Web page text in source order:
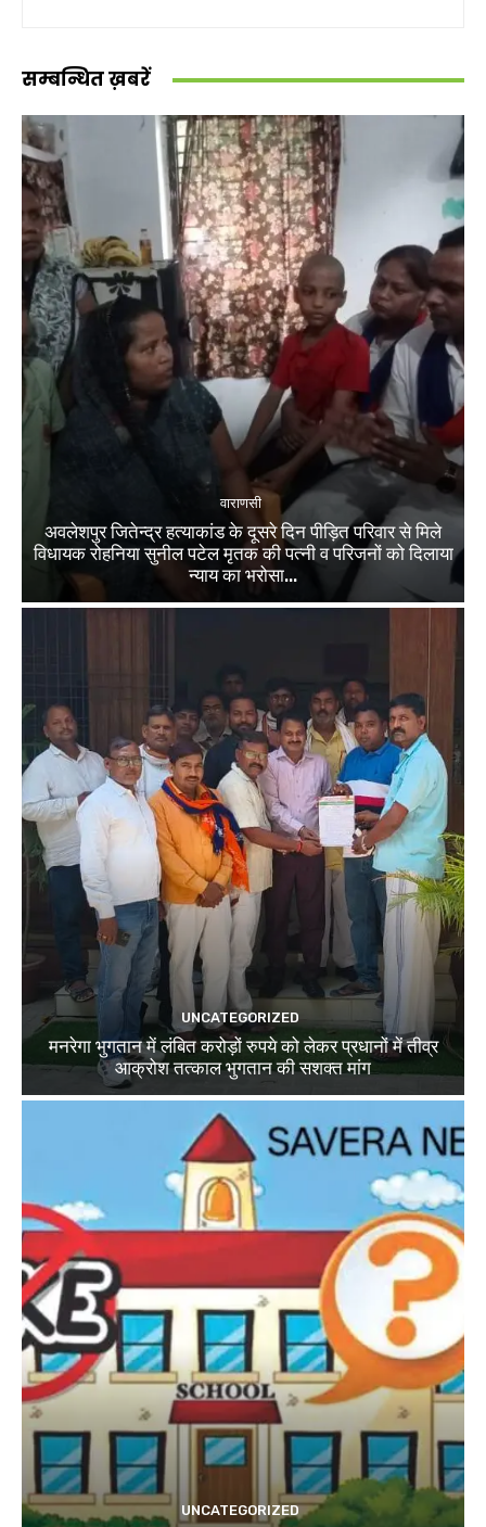
सम्बन्धित ख़बरें
वाराणसी
अवलेशपुर जितेन्द्र हत्याकांड के दूसरे दिन पीड़ित परिवार से मिले
विधायक रोहनिया सुनील पटेल मृतक की पत्नी व परिजनों को दिलाया
न्याय का भरोसा...
UNCATEGORIZED
मनरेगा भुगतान में लंबित करोड़ों रुपये को लेकर प्रधानों में तीव्र
आक्रोश तत्काल भुगतान की सशक्त मांग
UNCATEGORIZED